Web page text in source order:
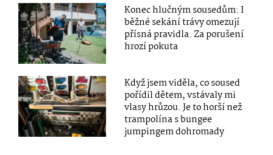
Konec hlučným sousedům: I
běžné sekání trávy omezují
přísná pravidla. Za porušení
hrozí pokuta
Když jsem viděla, co soused
pořídil dětem, vstávaly mi
vlasy hrůzou. Je to horší než
trampolína s bungee
jumpingem dohromady